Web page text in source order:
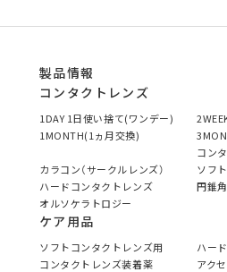
製品情報
コンタクトレンズ
1DAY 1日使い捨て(ワンデー)
1MONTH(1ヵ月交換)
コン
カラコン（サークルレンズ）
ソフ
ハードコンタクトレンズ
円錐
オルソケラトロジー
ケア用品
ソフトコンタクトレンズ用
ハー
コンタクトレンズ装着薬
アク